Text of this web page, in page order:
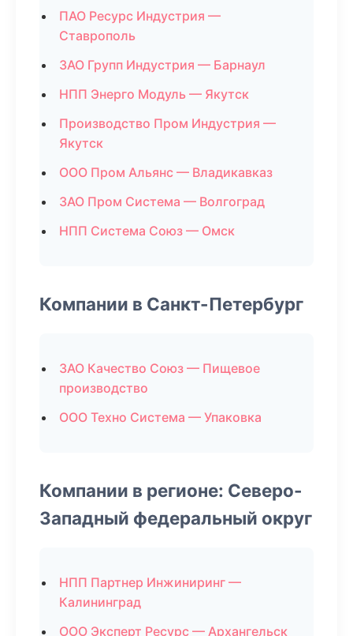
ПАО Ресурс Индустрия —
Ставрополь
ЗАО Групп Индустрия — Барнаул
НПП Энерго Модуль — Якутск
Производство Пром Индустрия —
Якутск
ООО Пром Альянс — Владикавказ
ЗАО Пром Система — Волгоград
НПП Система Союз — Омск
Компании в Санкт-Петербург
ЗАО Качество Союз — Пищевое
производство
ООО Техно Система — Упаковка
Компании в регионе: Северо-
Западный федеральный округ
НПП Партнер Инжиниринг —
Калининград
ООО Эксперт Ресурс — Архангельск